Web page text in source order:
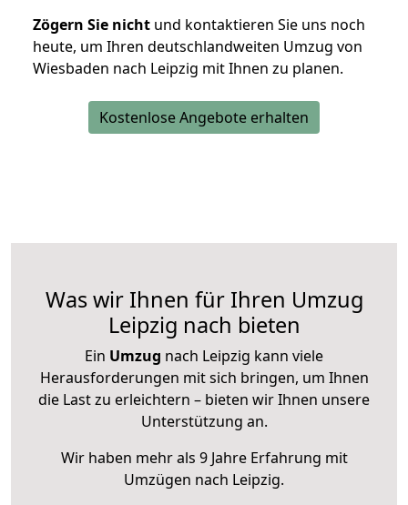
Zögern Sie nicht und kontaktieren Sie uns noch
heute, um Ihren deutschlandweiten Umzug von
Wiesbaden nach Leipzig mit Ihnen zu planen.
Kostenlose Angebote erhalten
Was wir Ihnen für Ihren Umzug
Leipzig nach bieten
Ein Umzug nach Leipzig kann viele
Herausforderungen mit sich bringen, um Ihnen
die Last zu erleichtern – bieten wir Ihnen unsere
Unterstützung an.
Wir haben mehr als 9 Jahre Erfahrung mit
Umzügen nach Leipzig.